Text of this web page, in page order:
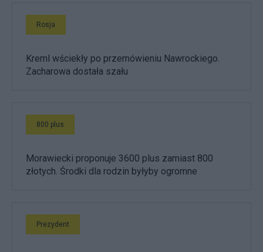
Rosja
Kreml wściekły po przemówieniu Nawrockiego.
Zacharowa dostała szału
800 plus
Morawiecki proponuje 3600 plus zamiast 800
złotych. Środki dla rodzin byłyby ogromne
Prezydent